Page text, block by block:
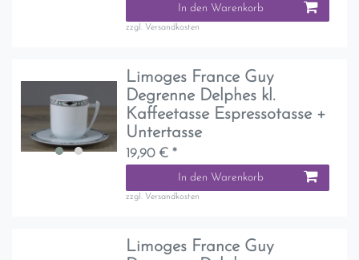
In den Warenkorb
zzgl. Versandkosten
Limoges France Guy
Degrenne Delphes kl.
Kaffeetasse Espressotasse +
Untertasse
19,90 € *
In den Warenkorb
zzgl. Versandkosten
Limoges France Guy